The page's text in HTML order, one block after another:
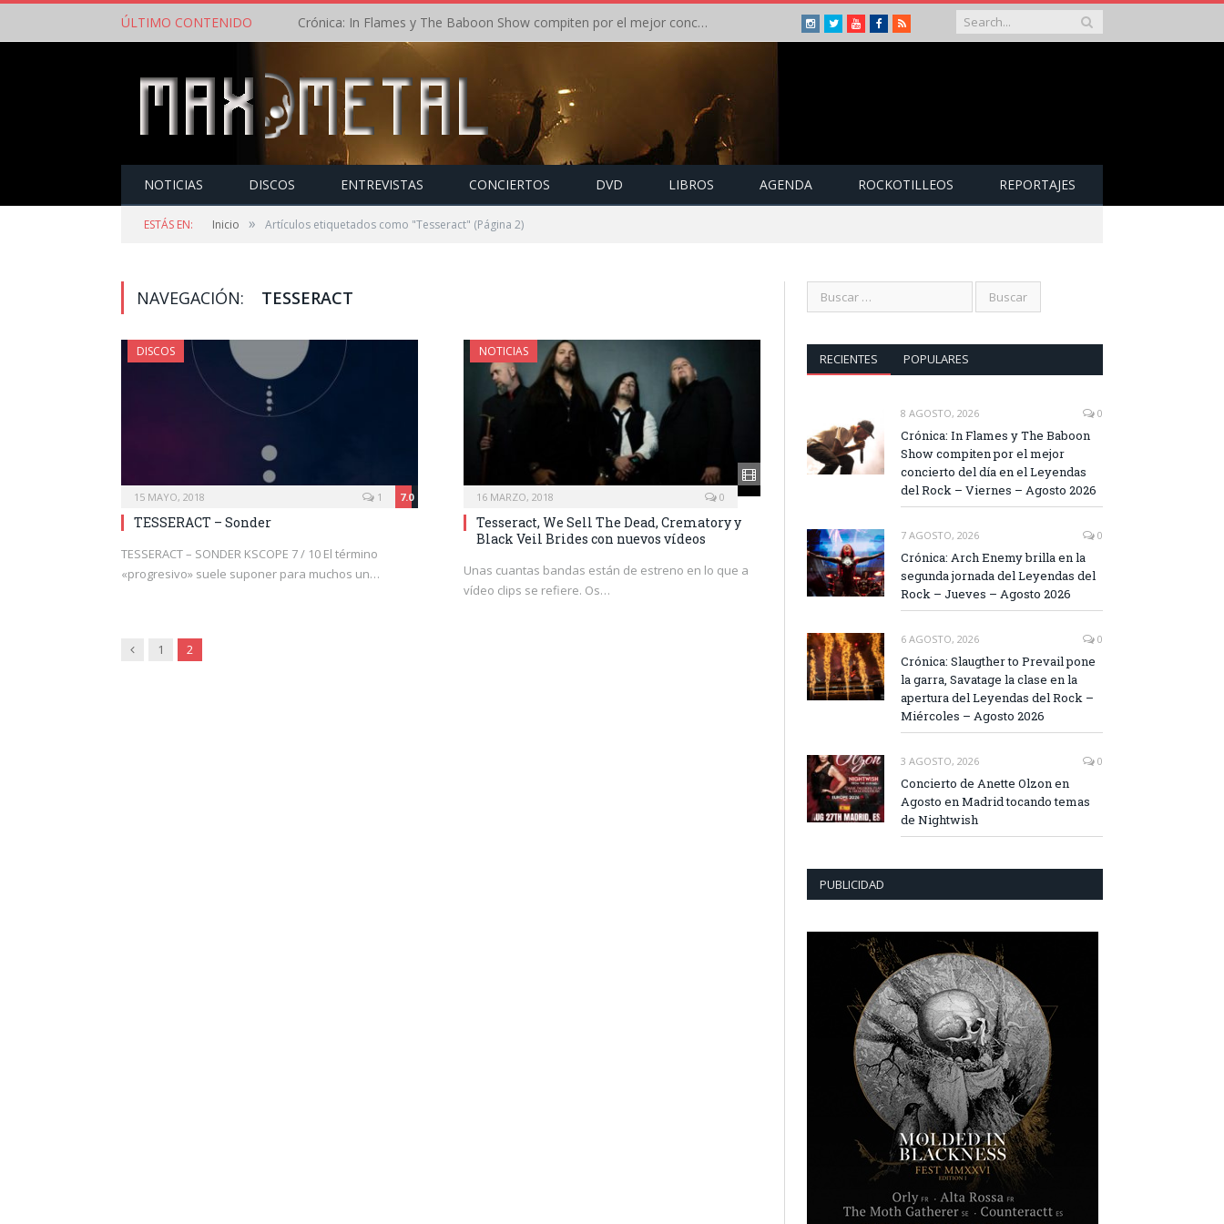
ÚLTIMO CONTENIDO Crónica: In Flames y The Baboon Show compiten por el mejor concierto del día en el Leyendas del Rock – Viernes – Agosto 2026 Instagram
TwitterYoutubeFacebook
RSS
NOTICIAS DISCOS ENTREVISTAS CONCIERTOS DVD LIBROS AGENDA ROCKOTILLEOS REPORTAJES
ESTÁS EN: Inicio » Artículos etiquetados como "Tesseract" (Página 2)
NAVEGACIÓN: TESSERACT
DISCOS
15 MAYO, 2018 7.0
1
TESSERACT – Sonder
TESSERACT – SONDER KSCOPE 7 / 10 El término
«progresivo» suele suponer para muchos un…
NOTICIAS
16 MARZO, 2018 0
Tesseract, We Sell The Dead, Crematory y
Black Veil Brides con nuevos vídeos
Unas cuantas bandas están de estreno en lo que a
vídeo clips se refiere. Os…
Anterior
1 2
RECIENTES POPULARES
8 AGOSTO, 2026 0
Crónica: In Flames y The Baboon
Show compiten por el mejor
concierto del día en el Leyendas
del Rock – Viernes – Agosto 2026
7 AGOSTO, 2026 0
Crónica: Arch Enemy brilla en la
segunda jornada del Leyendas del
Rock – Jueves – Agosto 2026
6 AGOSTO, 2026 0
Crónica: Slaugther to Prevail pone
la garra, Savatage la clase en la
apertura del Leyendas del Rock –
Miércoles – Agosto 2026
3 AGOSTO, 2026 0
Concierto de Anette Olzon en
Agosto en Madrid tocando temas
de Nightwish
PUBLICIDAD